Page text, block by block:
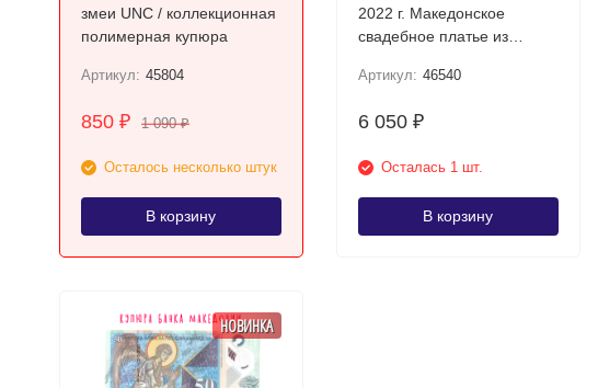
змеи UNC / коллекционная
полимерная купюра
Артикул: 45804
850 ₽ 1 090₽
Осталось несколько штук
В корзину
2022 г. Македонское
свадебное платье из
Артикул: 46540
6 050 ₽
Осталась 1 шт.
В корзину
НОВИНКА